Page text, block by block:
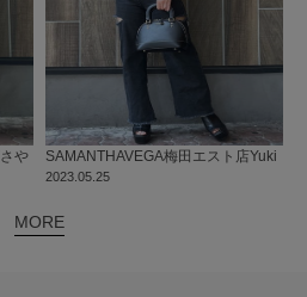
さや
2023.05.25
SAMANTHAVEGA梅田エスト店Yuki
MORE